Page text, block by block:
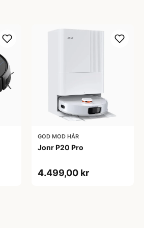
GOD MOD HÅR
Jonr P20 Pro
4.499,00 kr